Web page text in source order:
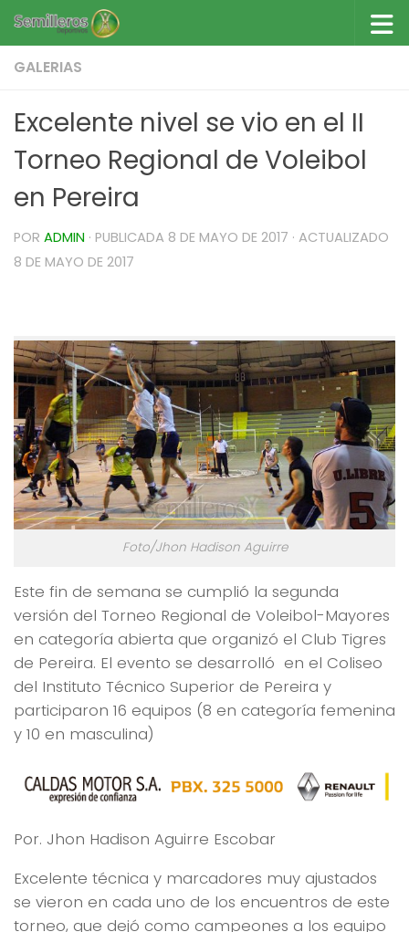
Saltar al contenido
GALERIAS
Excelente nivel se vio en el II
Torneo Regional de Voleibol
en Pereira
POR ADMIN · PUBLICADA 8 DE MAYO DE 2017 · ACTUALIZADO
8 DE MAYO DE 2017
Foto/Jhon Hadison Aguirre
Este fin de semana se cumplió la segunda
versión del Torneo Regional de Voleibol-Mayores
en categoría abierta que organizó el Club Tigres
de Pereira. El evento se desarrolló en el Coliseo
del Instituto Técnico Superior de Pereira y
participaron 16 equipos (8 en categoría femenina
y 10 en masculina)
Por. Jhon Hadison Aguirre Escobar
Excelente técnica y marcadores muy ajustados
se vieron en cada uno de los encuentros de este
torneo, que dejó como campeones a los equipo